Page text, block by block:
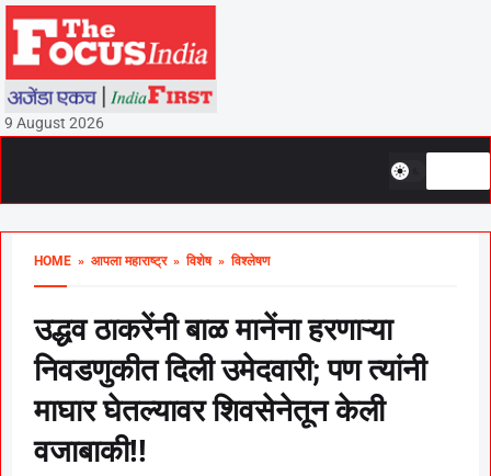
9 August 2026
HOME » आपला महाराष्ट्र» विशेष» विश्लेषण
उद्धव ठाकरेंनी बाळ मानेंना हरणाऱ्या
निवडणुकीत दिली उमेदवारी; पण त्यांनी
माघार घेतल्यावर शिवसेनेतून केली
वजाबाकी!!